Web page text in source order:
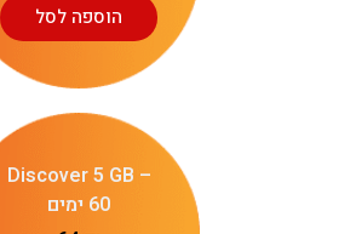
הוספה לסל
Discover 5 GB –
60 ימים